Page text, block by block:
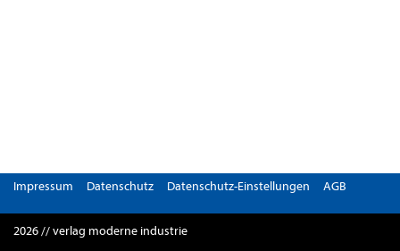
Impressum Datenschutz Datenschutz-Einstellungen AGB
2026 // verlag moderne industrie